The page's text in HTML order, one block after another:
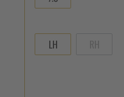
LH